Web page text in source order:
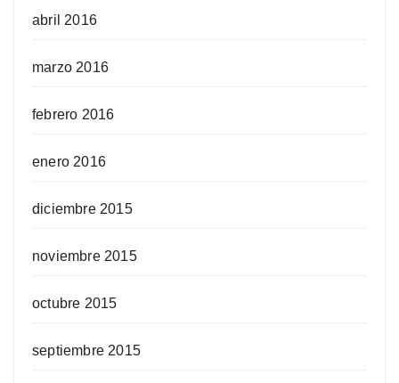
abril 2016
marzo 2016
febrero 2016
enero 2016
diciembre 2015
noviembre 2015
octubre 2015
septiembre 2015